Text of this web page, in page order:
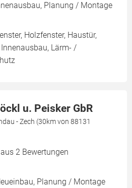
Planung / Montage
Holzfenster, Haustür,
Lärm- /
u. Peisker GbR
- Zech (30km von 88131
2 Bewertungen
Planung / Montage